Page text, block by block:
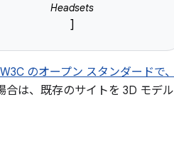
Headsets
]
のオープン スタンダードで、
合は、既存のサイトを 3D モデル